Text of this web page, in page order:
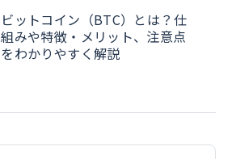
ビットコイン（BTC）とは？仕
組みや特徴・メリット、注意点
をわかりやすく解説